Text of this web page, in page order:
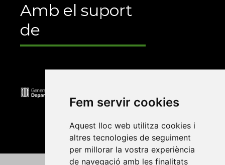
Fem servir cookies
Aquest lloc web utilitza cookies i
altres tecnologies de seguiment
per millorar la vostra experiència
de navegació amb les finalitats
Amb el suport
de